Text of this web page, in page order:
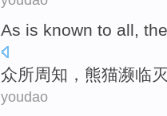
As is known to all
众所周知 ， 熊猫濒临
youdao